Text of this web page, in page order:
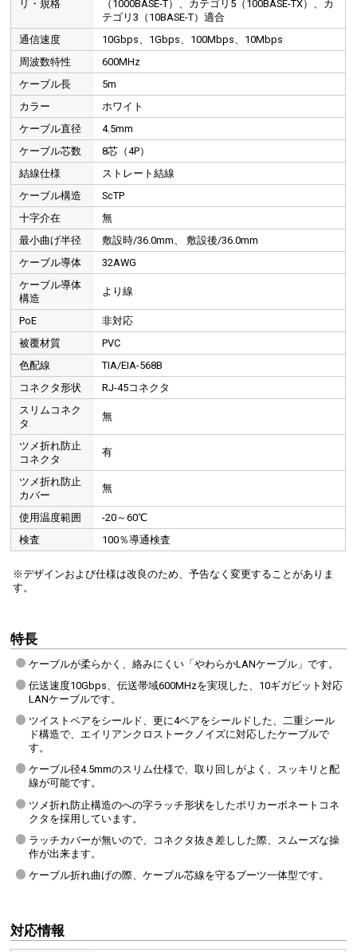
安心のつめ折れ防止コネクタ
つめ折れ防止機能のある「への字」ラッチ形状を採用しています。
スムーズに抜き差しできる
リ・規格
（1000BASE-T）、カテゴリ5（100BASE-TX）、カ
テゴリ3（10BASE-T）適合
通信速度
10Gbps、1Gbps、100Mbps、10Mbps
周波数特性
600MHz
ケーブル長
5m
カラー
ホワイト
ケーブル直径
4.5mm
ケーブル芯数
8芯（4P）
結線仕様
ストレート結線
ケーブル構造
ScTP
十字介在
無
最小曲げ半径
敷設時/36.0mm、 敷設後/36.0mm
ケーブル導体
32AWG
ケーブル導体
構造
より線
PoE
非対応
被覆材質
PVC
色配線
TIA/EIA-568B
コネクタ形状
RJ-45コネクタ
スリムコネク
タ
無
ツメ折れ防止
コネクタ
有
ツメ折れ防止
カバー
無
使用温度範囲
-20～60℃
検査
100％導通検査
※デザインおよび仕様は改良のため、予告なく変更することがありま
す。
特長
ケーブルが柔らかく、絡みにくい「やわらかLANケーブル」です。
伝送速度10Gbps、伝送帯域600MHzを実現した、10ギガビット対応
LANケーブルです。
ツイストペアをシールド、更に4ペアをシールドした、二重シール
ド構造で、エイリアンクロストークノイズに対応したケーブルで
す。
ケーブル径4.5mmのスリム仕様で、取り回しがよく、スッキリと配
線が可能です。
ツメ折れ防止構造のへの字ラッチ形状をしたポリカーボネートコネ
クタを採用しています。
ラッチカバーが無いので、コネクタ抜き差しした際、スムーズな操
作が出来ます。
ケーブル折れ曲げの際、ケーブル芯線を守るブーツ一体型です。
対応情報